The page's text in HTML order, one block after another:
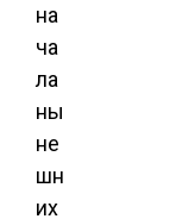
на
ча
ла
ны
не
шн
их